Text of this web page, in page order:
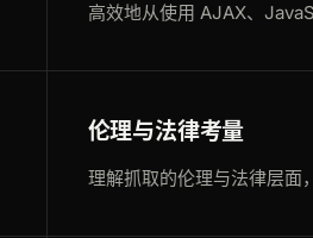
高效地从使用 AJAX、
伦理与法律考量
理解抓取的伦理与法律层面